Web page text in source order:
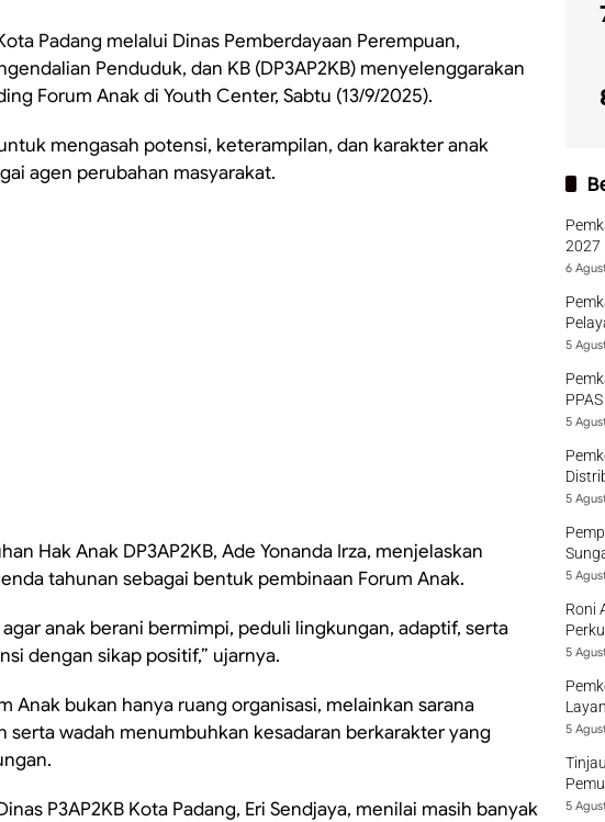
Padang melalui Dinas Pemberdayaan Perempuan,
Penduduk, dan KB (DP3AP2KB) menyelenggarakan
Forum Anak di Youth Center, Sabtu (13/9/2025).
mengasah potensi, keterampilan, dan karakter anak
agen perubahan masyarakat.
Hak Anak DP3AP2KB, Ade Yonanda Irza, menjelaskan
tahunan sebagai bentuk pembinaan Forum Anak.
anak berani bermimpi, peduli lingkungan, adaptif, serta
dengan sikap positif,” ujarnya.
Anak bukan hanya ruang organisasi, melainkan sarana
serta wadah menumbuhkan kesadaran berkarakter yang
P3AP2KB Kota Padang, Eri Sendjaya, menilai masih banyak
2027
6
5
5
5
5
Roni
5
5
5